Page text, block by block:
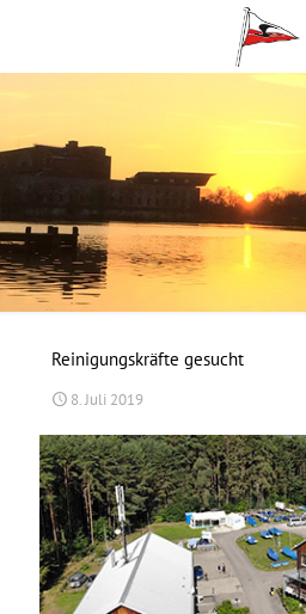
Reinigungskräfte gesucht
8. Juli 2019